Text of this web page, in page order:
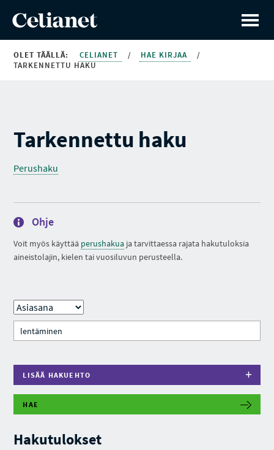
OLET TÄÄLLÄ: CELIANET / HAE KIRJAA
/
TARKENNETTU HAKU
Tarkennettu haku
Perushaku
Ohje
Voit myös käyttää perushakua ja tarvittaessa rajata hakutuloksia
aineistolajin, kielen tai vuosiluvun perusteella.
LISÄÄ HAKUEHTO
HAE
Hakutulokset
R
A